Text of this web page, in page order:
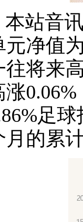
本站音
元净值
往将来
涨
足
月的累